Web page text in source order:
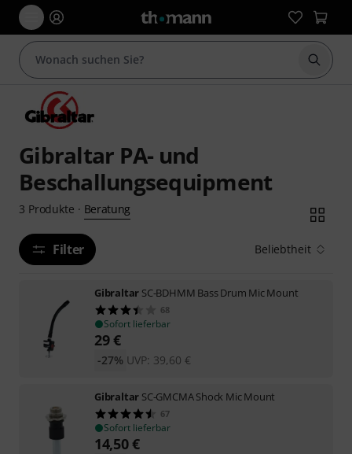
Suche
Gibraltar PA- und
Beschallungsequipment
3 Produkte · Beratung
Filter Beliebtheit
Gibraltar SC-BDHMM Bass Drum Mic Mount
68
Sofort lieferbar
29€
UVP: 39,60 €
-27%
Gibraltar SC-GMCMA Shock Mic Mount
67
Sofort lieferbar
14,50€